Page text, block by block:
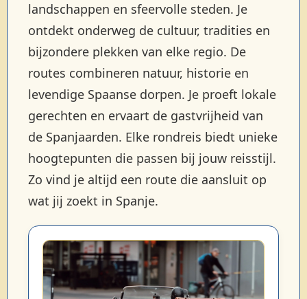
landschappen en sfeervolle steden. Je
ontdekt onderweg de cultuur, tradities en
bijzondere plekken van elke regio. De
routes combineren natuur, historie en
levendige Spaanse dorpen. Je proeft lokale
gerechten en ervaart de gastvrijheid van
de Spanjaarden. Elke rondreis biedt unieke
hoogtepunten die passen bij jouw reisstijl.
Zo vind je altijd een route die aansluit op
wat jij zoekt in Spanje.